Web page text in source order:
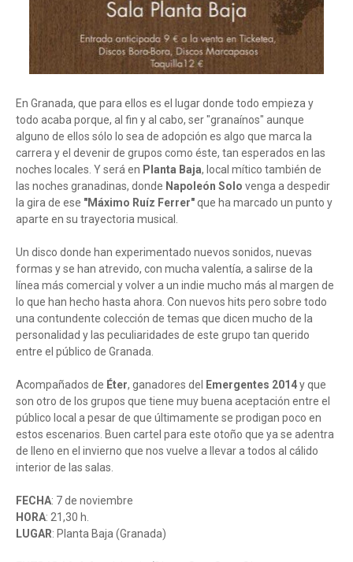
En Granada, que para ellos es el lugar donde todo empieza y
todo acaba porque, al fin y al cabo, ser "granaínos" aunque
alguno de ellos sólo lo sea de adopción es algo que marca la
carrera y el devenir de grupos como éste, tan esperados en las
noches locales. Y será en Planta Baja, local mítico también de
las noches granadinas, donde Napoleón Solo venga a despedir
la gira de ese "Máximo Ruíz Ferrer"que ha marcado un punto y
aparte en su trayectoria musical.
Un disco donde han experimentado nuevos sonidos, nuevas
formas y se han atrevido, con mucha valentía, a salirse de la
línea más comercial y volver a un indie mucho más al margen de
lo que han hecho hasta ahora. Con nuevos hits pero sobre todo
una contundente colección de temas que dicen mucho de la
personalidad y las peculiaridades de este grupo tan querido
entre el público de Granada.
Acompañados de Éter, ganadores del Emergentes 2014y que
son otro de los grupos que tiene muy buena aceptación entre el
público local a pesar de que últimamente se prodigan poco en
estos escenarios. Buen cartel para este otoño que ya se adentra
de lleno en el invierno que nos vuelve a llevar a todos al cálido
interior de las salas.
FECHA: 7 de noviembre
HORA: 21,30 h.
LUGAR: Planta Baja (Granada)